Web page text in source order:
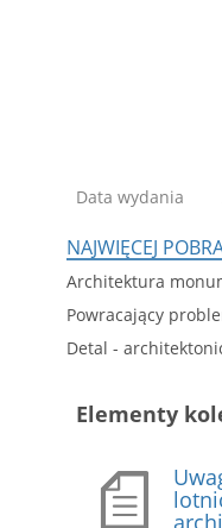
Data wydania
NAJWIĘCEJ
Detal -
Elementy